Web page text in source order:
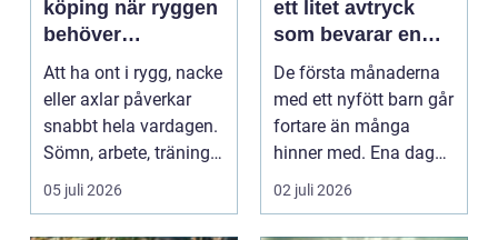
köping när ryggen
behöver
professionell hjälp
Att ha ont i rygg, nacke
eller axlar påverkar
snabbt hela vardagen.
Sömn, arbete, träning
och humör ...
05 juli 2026
ett litet avtryck
som bevarar en
stor stund
De första månaderna
med ett nyfött barn går
fortare än många
hinner med. Ena dagen
ryms hela foten i...
02 juli 2026